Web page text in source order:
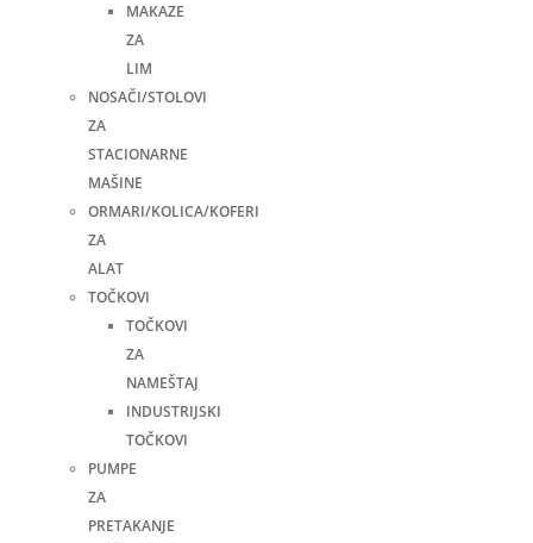
MAKAZE
ZA
LIM
NOSAČI/STOLOVI
ZA
STACIONARNE
MAŠINE
ORMARI/KOLICA/KOFERI
ZA
ALAT
TOČKOVI
TOČKOVI
ZA
NAMEŠTAJ
INDUSTRIJSKI
TOČKOVI
PUMPE
ZA
PRETAKANJE